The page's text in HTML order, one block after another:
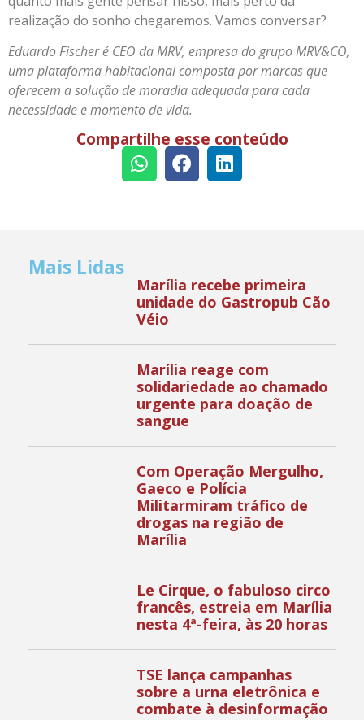
realização do sonho chegaremos. Vamos conversar?
Eduardo Fischer é CEO da MRV, empresa do grupo MRV&CO,
uma plataforma habitacional composta por marcas que
oferecem a solução de moradia adequada para cada
necessidade e momento de vida.
Compartilhe esse conteúdo
Mais Lidas
Marília recebe primeira
unidade do Gastropub Cão
Véio
Marília reage com
solidariedade ao chamado
urgente para doação de
sangue
Com Operação Mergulho,
Gaeco e Polícia
Militarmiram tráfico de
drogas na região de
Marília
Le Cirque, o fabuloso circo
francês, estreia em Marília
nesta 4ª-feira, às 20 horas
TSE lança campanhas
sobre a urna eletrônica e
combate à desinformação